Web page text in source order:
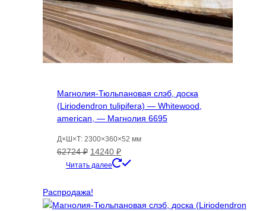
Магнолия-Тюльпановая слэб, доска
(Liriodendron tulipifera) — Whitewood,
american, — Магнолия 6695
Д×Ш×Т: 2300×360×52 мм
62724₽ Первоначальная
цена
62724 ₽.
14240 ₽Текущая
цена:
Читать далее
Распродажа!